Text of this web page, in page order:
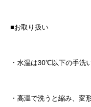
■お取り扱い
・水温は30℃以下の手洗
・高温で洗うと縮み、変